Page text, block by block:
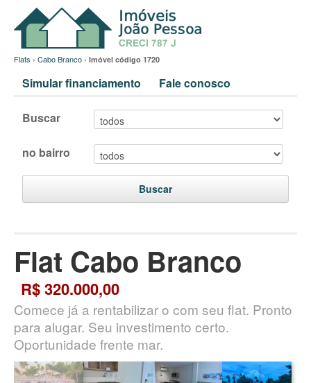
Flats › Cabo Branco › Imóvel código 1720
Simular financiamento Fale conosco
Buscar
no bairro
Buscar
Flat Cabo Branco
R$ 320.000,00
Comece já a rentabilizar o com seu flat. Pronto
para alugar. Seu investimento certo.
Oportunidade frente mar.